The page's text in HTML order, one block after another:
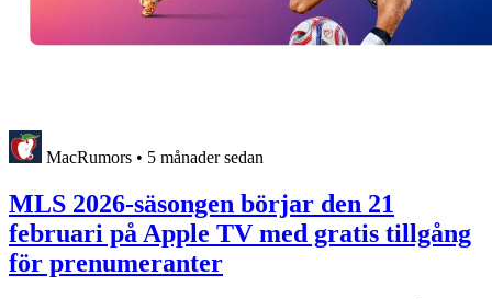
MacRumors • 5 månader sedan
MLS 2026-säsongen börjar den 21
februari på Apple TV med gratis tillgång
för prenumeranter